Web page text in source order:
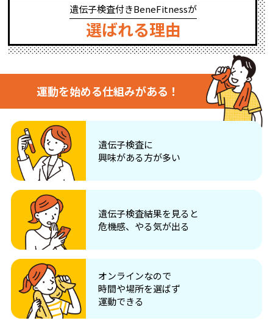
遺伝子検査付きBeneFitnessが
選ばれる理由
運動を始める仕組みがある！
遺伝子検査に
興味がある方が多い
遺伝子検査結果を見ると
危機感、やる気が出る
オンラインなので
時間や場所を選ばず
運動できる